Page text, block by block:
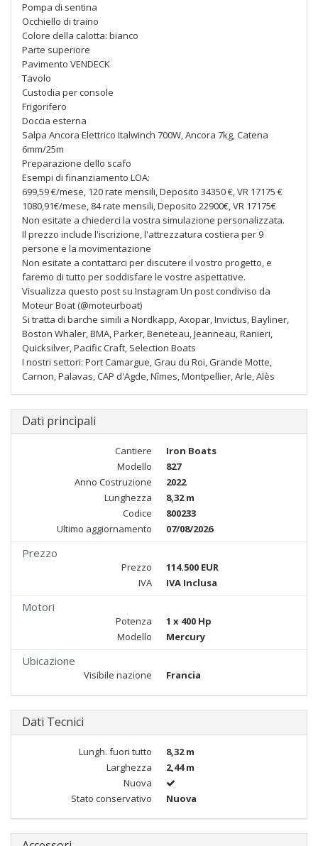
Pompa di sentina
Occhiello di traino
Colore della calotta: bianco
Parte superiore
Pavimento VENDECK
Tavolo
Custodia per console
Frigorifero
Doccia esterna
Salpa Ancora Elettrico Italwinch 700W, Ancora 7kg, Catena
6mm/25m
Preparazione dello scafo
Esempi di finanziamento LOA:
699,59 €/mese, 120 rate mensili, Deposito 34350 €, VR 17175 €
1080,91€/mese, 84 rate mensili, Deposito 22900€, VR 17175€
Non esitate a chiederci la vostra simulazione personalizzata.
Il prezzo include l'iscrizione, l'attrezzatura costiera per 9
persone e la movimentazione
Non esitate a contattarci per discutere il vostro progetto, e
faremo di tutto per soddisfare le vostre aspettative.
Visualizza questo post su Instagram Un post condiviso da
Moteur Boat (@moteurboat)
Si tratta di barche simili a Nordkapp, Axopar, Invictus, Bayliner,
Boston Whaler, BMA, Parker, Beneteau, Jeanneau, Ranieri,
Quicksilver, Pacific Craft, Selection Boats
I nostri settori: Port Camargue, Grau du Roi, Grande Motte,
Carnon, Palavas, CAP d'Agde, Nîmes, Montpellier, Arle, Alès
Dati principali
Cantiere
Iron Boats
Modello
827
Anno Costruzione
2022
Lunghezza
8,32 m
Codice
800233
Ultimo aggiornamento
07/08/2026
Prezzo
Prezzo
114.500 EUR
IVA
IVA Inclusa
Motori
Potenza
1 x 400 Hp
Modello
Mercury
Ubicazione
Visibile nazione Francia
Dati Tecnici
Lungh. fuori tutto
8,32 m
Larghezza
2,44 m
Nuova
Stato conservativo
Nuova